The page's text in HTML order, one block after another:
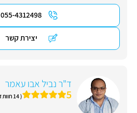
055-4312498
יצירת קשר
ד"ר נביל אבו עאמר
5 ( 14 חוות דעת )